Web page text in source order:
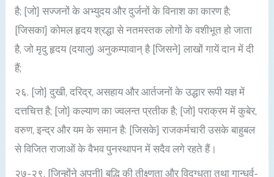
है; [जो] सज्जनों के अभ्युदय और दुर्जनों के विनाश का कारण है;
[जिसका] कोमल हृदय श्रद्धा से नतमस्तक लोगों के वशीभूत हो जाता
है, जो मृदु हृदय (दयालु) अनुकम्पावान् है [जिसने] लाखों गायें दान में दी
हैं;
२६. [जो] दुखी, दरिद्र, असहाय और आर्तजनों के उद्धार रूपी यज्ञ में
दत्तचित्त है; [जो] कल्याण का ज्वलन्त प्रतीक है; [जो] पराक्रम में कुबेर,
वरुण, इन्द्र और यम के समान है: [जिसके] राजकर्मचारी उसके बाहुबल
से विजित राजाओं के वैभव पुनस्थापन में सदैव लगे रहते हैं।
२७-२९. [जिन्होंने अपनी] बुद्धि की तीक्ष्णता और विदग्धता तथा गान्धर्व-